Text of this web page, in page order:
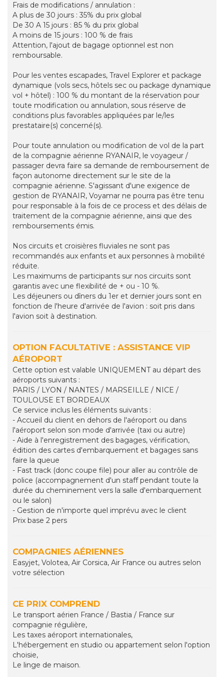
Frais de modifications / annulation :
A plus de 30 jours : 35% du prix global
De 30 A 15 jours : 85 % du prix global
A moins de 15 jours : 100 % de frais
Attention, l'ajout de bagage optionnel est non
remboursable.
Pour les ventes escapades, Travel Explorer et package
dynamique (vols secs, hôtels sec ou package dynamique
vol + hôtel) : 100 % du montant de la réservation pour
toute modification ou annulation, sous réserve de
conditions plus favorables appliquées par le/les
prestataire(s) concerné(s).
Pour toute annulation ou modification de vol de la part
de la compagnie aérienne RYANAIR, le voyageur /
passager devra faire sa demande de remboursement de
façon autonome directement sur le site de la
compagnie aérienne. S'agissant d'une exigence de
gestion de RYANAIR, Voyamar ne pourra pas être tenu
pour responsable à la fois de ce process et des délais de
traitement de la compagnie aérienne, ainsi que des
remboursements émis.
Nos circuits et croisières fluviales ne sont pas
recommandés aux enfants et aux personnes à mobilité
réduite.
Les maximums de participants sur nos circuits sont
garantis avec une flexibilité de + ou - 10 %.
Les déjeuners ou dîners du 1er et dernier jours sont en
fonction de l'heure d'arrivée de l'avion : soit pris dans
l'avion soit à destination.
OPTION FACULTATIVE : ASSISTANCE VIP
AÉROPORT
Cette option est valable UNIQUEMENT au départ des
aéroports suivants :
PARIS / LYON / NANTES / MARSEILLE / NICE /
TOULOUSE ET BORDEAUX
Ce service inclus les éléments suivants :
- Accueil du client en dehors de l'aéroport ou dans
l'aéroport selon son mode d'arrivée (taxi ou autre)
- Aide à l'enregistrement des bagages, vérification,
édition des cartes d'embarquement et bagages sans
faire la queue
- Fast track (donc coupe file) pour aller au contrôle de
police (accompagnement d'un staff pendant toute la
durée du cheminement vers la salle d'embarquement
ou le salon)
- Gestion de n'importe quel imprévu avec le client
Prix base 2 pers
COMPAGNIES AÉRIENNES
Easyjet, Volotea, Air Corsica, Air France ou autres selon
votre sélection
CE PRIX COMPREND
Le transport aérien France / Bastia / France sur
compagnie régulière,
Les taxes aéroport internationales,
L'hébergement en studio ou appartement selon l'option
choisie,
Le linge de maison.